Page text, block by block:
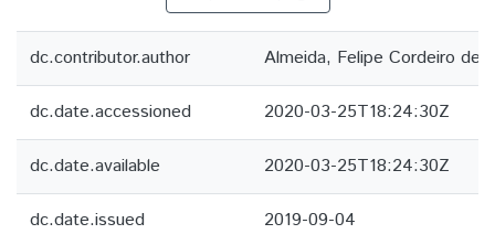
dc.contributor.author Almeida, Felipe Cordeiro de
dc.date.accessioned 2020-03-25T18:24:30Z
dc.date.available 2020-03-25T18:24:30Z
dc.date.issued 2019-09-04